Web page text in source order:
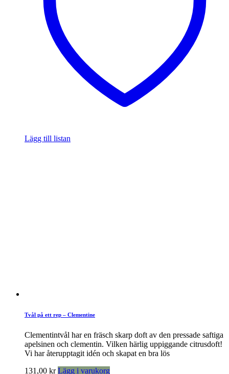
Lägg till listan
Tvål på ett rep – Clementine
Clementintvål har en fräsch skarp doft av den pressade saftiga
apelsinen och clementin. Vilken härlig uppiggande citrusdoft!
Vi har återupptagit idén och skapat en bra lös
131,00 kr Lägg i varukorg